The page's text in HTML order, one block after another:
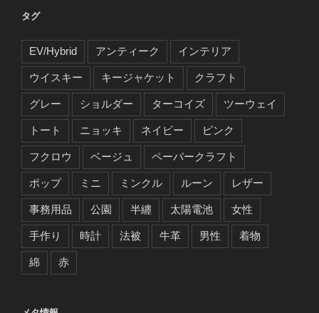
タグ
EV/Hybrid アンティーク インテリア
ウイスキー キージャケット クラフト
グレー ショルダー ターコイズ ツーウェイ
トート ニョッキ ネイビー ピンク
フクロウ ベージュ ペーパークラフト
ポップ ミニ ミンクル ルーン レザー
事務用品 公園 半纏 太陽電池 女性
手作り 時計 法被 牛革 男性 着物
綿 赤